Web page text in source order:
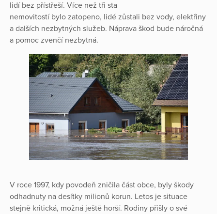
lidí bez přístřeší. Více než tři sta
nemovitostí bylo zatopeno, lidé zůstali bez vody, elektřiny
a dalších nezbytných služeb. Náprava škod bude náročná
a pomoc zvenčí nezbytná.
V roce 1997, kdy povodeň zničila část obce, byly škody
odhadnuty na desítky milionů korun. Letos je situace
stejně kritická, možná ještě horší. Rodiny přišly o své